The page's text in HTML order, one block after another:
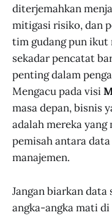
diterjemahkan
mitigasi risiko, dan
tim gudang pun ikut
sekadar pencatat
penting dalam
Mengacu pada visi
masa depan, bisnis
adalah mereka
pemisah antara
manajemen.
Jangan biarkan
angka-angka mati